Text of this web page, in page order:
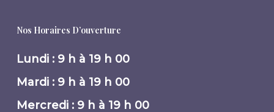
Nos Horaires D’ouverture
Lundi : 9 h à 19 h 00
Mardi : 9 h à 19 h 00
Mercredi : 9 h à 19 h 00